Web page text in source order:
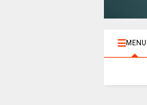
MENU